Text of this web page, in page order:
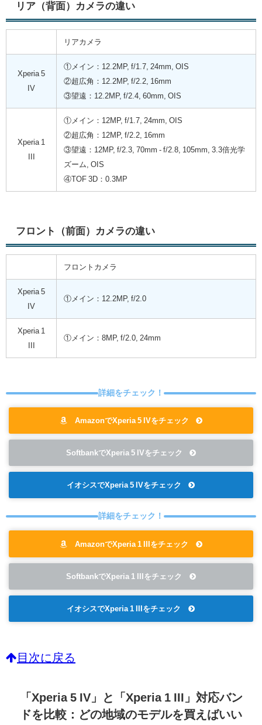
リア（背面）カメラの違い
リアカメラ
Xperia 5
IV
①メイン：12.2MP, f/1.7, 24mm, OIS
②超広角：12.2MP, f/2.2, 16mm
③望遠：12.2MP, f/2.4, 60mm, OIS
Xperia 1
①メイン：12MP, f/1.7, 24mm, OIS
②超広角：12MP, f/2.2, 16mm
③望遠：12MP, f/2.3, 70mm - f/2.8, 105mm, 3.3倍光学
ズーム, OIS
④TOF 3D：0.3MP
フロント（前面）カメラの違い
フロントカメラ
Xperia 5
IV
①メイン：12.2MP, f/2.0
Xperia 1
①メイン：8MP, f/2.0, 24mm
詳細をチェック！
AmazonでXperia 5 IVをチェック
SoftbankでXperia 5 IVをチェック
イオシスでXperia 5 IVをチェック
詳細をチェック！
AmazonでXperia 1 IIIをチェック
SoftbankでXperia 1 IIIをチェック
イオシスでXperia 1 IIIをチェック
目次に戻る
「Xperia 5 IV」と「Xperia 1 III」対応バン
ドを比較：どの地域のモデルを買えばいい